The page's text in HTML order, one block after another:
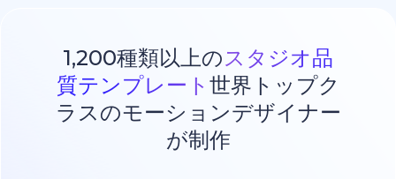
1,200種類以上のスタジオ品
質テンプレート 世界トップク
ラスのモーションデザイナー
が制作